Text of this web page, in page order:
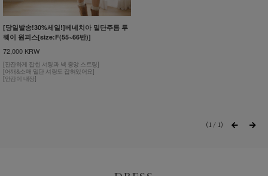
[당일발송!30%세일!]베네치아 밑단주름 투
웨이 원피스[size:F(55~66반)]
72,000 KRW
[잔잔하게 잡힌 셔링과 넥 중앙 스트링]
[어깨&소매 밑단 셔링도 잡혀있어요]
[안감이 내장]
1 / 1